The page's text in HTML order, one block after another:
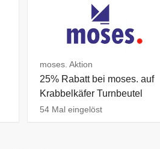
moses. Aktion
25% Rabatt bei moses. auf
Krabbelkäfer Turnbeutel
54 Mal eingelöst